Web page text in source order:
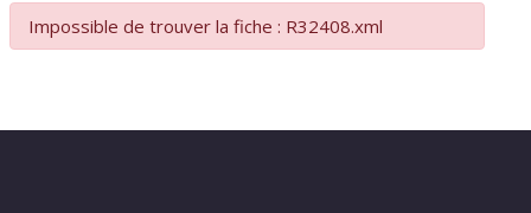
Impossible de trouver la fiche : R32408.xml